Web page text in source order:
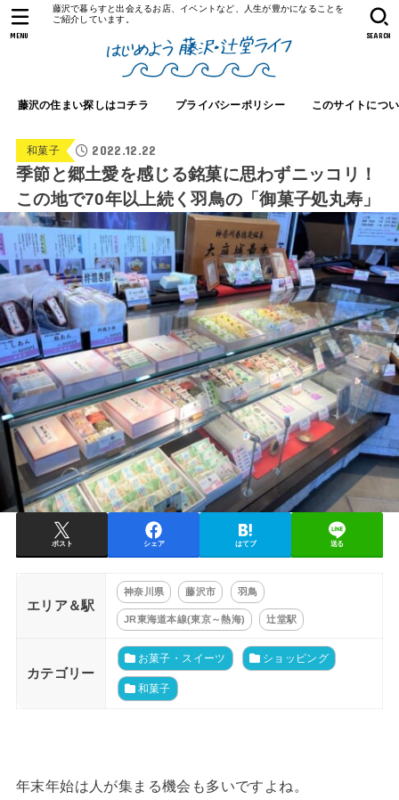
藤沢で暮らすと出会えるお店、イベントなど、人生が豊かになることを
ご紹介しています。
藤沢の住まい探しはコチラ プライバシーポリシー このサイトにつ
SEARCH
MENU
和菓子 2022.12.22
季節と郷土愛を感じる銘菓に思わずニッコリ！
この地で70年以上続く羽鳥の「御菓子処丸寿」
ポスト シェア はてブ 送る
エリア＆駅
神奈川県 藤沢市 羽鳥
JR東海道本線(東京～熱海) 辻堂駅
カテゴリー
お菓子・スイーツ ショッピング
和菓子
年末年始は人が集まる機会も多いですよね。